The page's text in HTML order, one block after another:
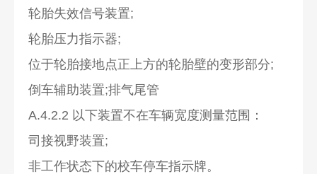
轮胎失效信号装置;
轮胎压力指示器;
位于轮胎接地点正上方的轮胎壁的变形部分;
倒车辅助装置;排气尾管
A.4.2.2 以下装置不在车辆宽度测量范围：
司接视野装置;
非工作状态下的校车停车指示牌。